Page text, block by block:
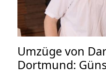
Umzüge von
Dortmund: